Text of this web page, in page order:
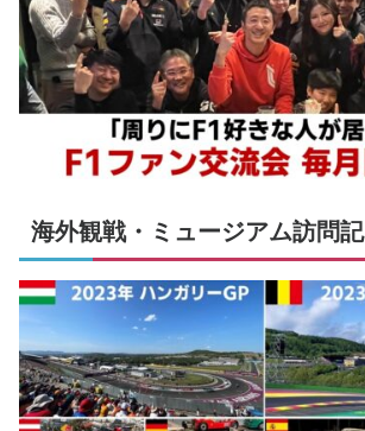
海外観戦・ミュージアム訪問記